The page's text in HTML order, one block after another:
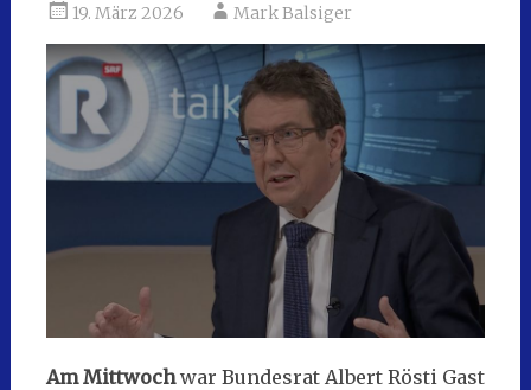
19. März 2026 Mark Balsiger
Am Mittwochwar Bundesrat Albert Rösti Gast